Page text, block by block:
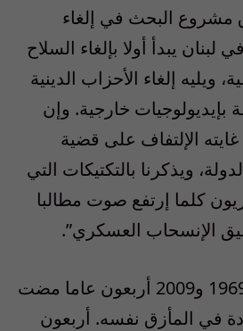
مشروع البحث في إلغاء
لبنان يبدأ أولا بإلغاء السلاح
ويليه إلغاء الأحزاب الدينية
بإيديولوجيات خارجية. وإن
الإلتفاف على قضية
ويذكرنا بالتكتيكات التي
كلما إرتفع صوت مطالبا
الإنسحاب العسكري”.
أضاف: “بين عامي 1969 و2009 أربعون عاما مضت
في المأزق نفسه. أربعون